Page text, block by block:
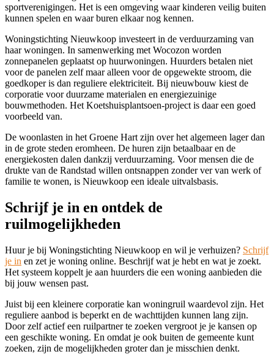
sportverenigingen. Het is een omgeving waar kinderen veilig buiten
kunnen spelen en waar buren elkaar nog kennen.
Woningstichting Nieuwkoop investeert in de verduurzaming van
haar woningen. In samenwerking met Wocozon worden
zonnepanelen geplaatst op huurwoningen. Huurders betalen niet
voor de panelen zelf maar alleen voor de opgewekte stroom, die
goedkoper is dan reguliere elektriciteit. Bij nieuwbouw kiest de
corporatie voor duurzame materialen en energiezuinige
bouwmethoden. Het Koetshuisplantsoen-project is daar een goed
voorbeeld van.
De woonlasten in het Groene Hart zijn over het algemeen lager dan
in de grote steden eromheen. De huren zijn betaalbaar en de
energiekosten dalen dankzij verduurzaming. Voor mensen die de
drukte van de Randstad willen ontsnappen zonder ver van werk of
familie te wonen, is Nieuwkoop een ideale uitvalsbasis.
Schrijf je in en ontdek de
ruilmogelijkheden
Huur je bij Woningstichting Nieuwkoop en wil je verhuizen? Schrijf
je in en zet je woning online. Beschrijf wat je hebt en wat je zoekt.
Het systeem koppelt je aan huurders die een woning aanbieden die
bij jouw wensen past.
Juist bij een kleinere corporatie kan woningruil waardevol zijn. Het
reguliere aanbod is beperkt en de wachttijden kunnen lang zijn.
Door zelf actief een ruilpartner te zoeken vergroot je je kansen op
een geschikte woning. En omdat je ook buiten de gemeente kunt
zoeken, zijn de mogelijkheden groter dan je misschien denkt.